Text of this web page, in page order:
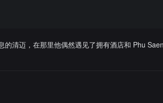
的清迈，在那里他偶然遇见了拥有酒店和 Phu